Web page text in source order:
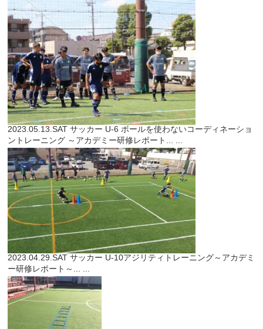
2023.05.13.SAT サッカー U-6 ボールを使わないコーディネーショ
ントレーニング ～アカデミー研修レポート... ...
2023.04.29.SAT サッカー U-10アジリティトレーニング～アカデミ
ー研修レポート～... ...